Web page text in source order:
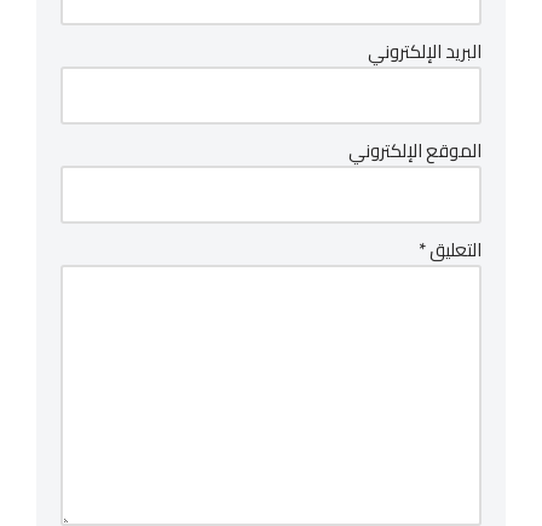
البريد الإلكتروني
الموقع الإلكتروني
التعليق*